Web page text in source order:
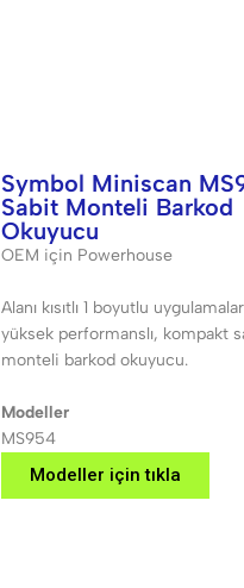
Symbol Miniscan
Sabit Monteli Barkod
Okuyucu
OEM için Powerhouse
Alanı kısıtlı 1 boyutlu
yüksek performanslı, kompakt
monteli barkod okuyucu.
Modeller
MS954
Modeller için tıkla